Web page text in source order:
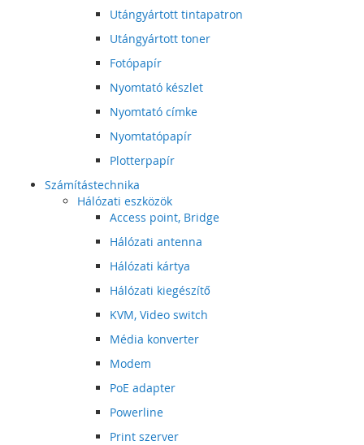
Utángyártott tintapatron
Utángyártott toner
Fotópapír
Nyomtató készlet
Nyomtató címke
Nyomtatópapír
Plotterpapír
Számítástechnika
Hálózati eszközök
Access point, Bridge
Hálózati antenna
Hálózati kártya
Hálózati kiegészítő
KVM, Video switch
Média konverter
Modem
PoE adapter
Powerline
Print szerver